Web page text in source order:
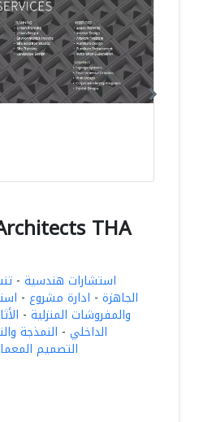
THA
استشارات هندسية -
الجاهزة - ادارة مشروع -
والمفروشات المنزلية -
الداخلي - النمذجة
التصميم
16rh2x63RjKK5utP7